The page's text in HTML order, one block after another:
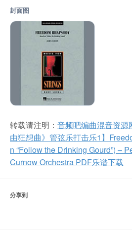
封面图
转载请注明： 音频吧编曲混音资源
由狂想曲》管弦乐打击乐1】
n “Follow the Drinking Gourd”) –
Curnow Orchestra PDF乐谱下载
分享到